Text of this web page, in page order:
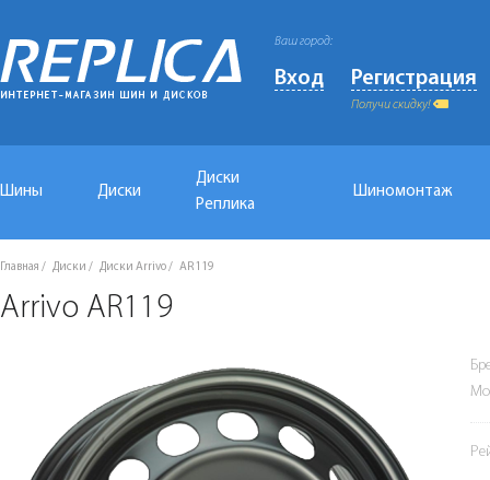
Ваш город:
Вход Регистрация
Получи скидку!
Шины Диски
Диски
Реплика
Шиномонтаж
Главная Диски Диски Arrivo AR119
Arrivo AR119